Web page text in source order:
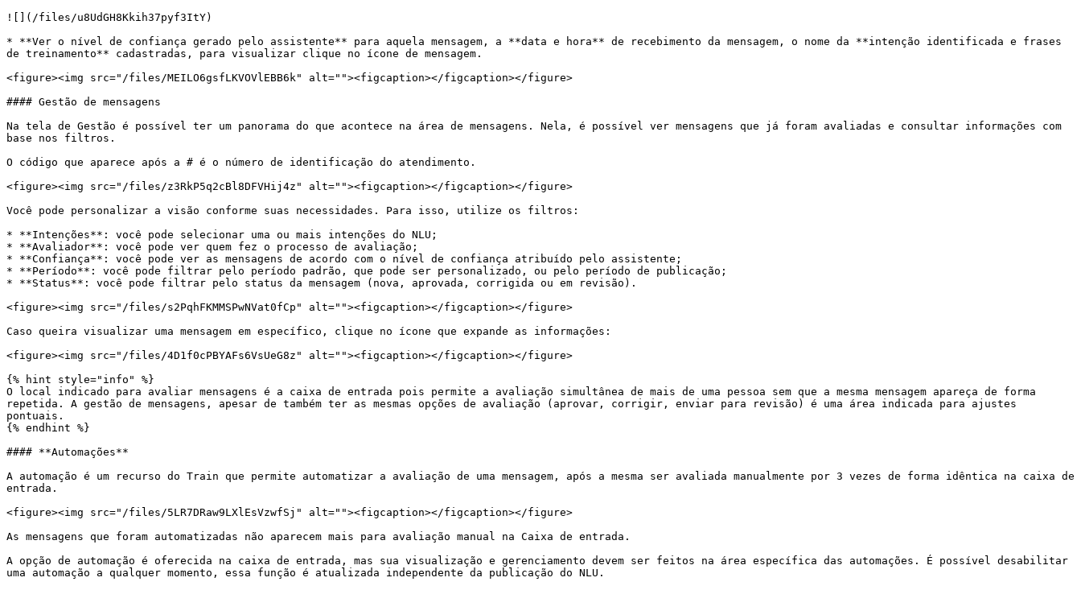
![](/files/u8UdGH8Kkih37pyf3ItY)
* **Ver o nível de confiança gerado pelo assistente** para aquela mensagem, a **data e hora** de recebimento da mensagem, o nome da **intenção identificada e frases
de treinamento** cadastradas, para visualizar clique no ícone de mensagem.
<figure><img src="/files/MEILO6gsfLKVOVlEBB6k" alt=""><figcaption></figcaption></figure>
#### Gestão de mensagens
Na tela de Gestão é possível ter um panorama do que acontece na área de mensagens. Nela, é possível ver mensagens que já foram avaliadas e consultar informações com
base nos filtros.
O código que aparece após a # é o número de identificação do atendimento.
<figure><img src="/files/z3RkP5q2cBl8DFVHij4z" alt=""><figcaption></figcaption></figure>
Você pode personalizar a visão conforme suas necessidades. Para isso, utilize os filtros:
* **Intenções**: você pode selecionar uma ou mais intenções do NLU;
* **Avaliador**: você pode ver quem fez o processo de avaliação;
* **Confiança**: você pode ver as mensagens de acordo com o nível de confiança atribuído pelo assistente;
* **Período**: você pode filtrar pelo período padrão, que pode ser personalizado, ou pelo período de publicação;
* **Status**: você pode filtrar pelo status da mensagem (nova, aprovada, corrigida ou em revisão).
<figure><img src="/files/s2PqhFKMMSPwNVat0fCp" alt=""><figcaption></figcaption></figure>
Caso queira visualizar uma mensagem em específico, clique no ícone que expande as informações:
<figure><img src="/files/4D1f0cPBYAFs6VsUeG8z" alt=""><figcaption></figcaption></figure>
{% hint style="info" %}
O local indicado para avaliar mensagens é a caixa de entrada pois permite a avaliação simultânea de mais de uma pessoa sem que a mesma mensagem apareça de forma
repetida. A gestão de mensagens, apesar de também ter as mesmas opções de avaliação (aprovar, corrigir, enviar para revisão) é uma área indicada para ajustes
pontuais.
{% endhint %}
#### **Automações**
A automação é um recurso do Train que permite automatizar a avaliação de uma mensagem, após a mesma ser avaliada manualmente por 3 vezes de forma idêntica na caixa de
entrada.
<figure><img src="/files/5LR7DRaw9LXlEsVzwfSj" alt=""><figcaption></figcaption></figure>
As mensagens que foram automatizadas não aparecem mais para avaliação manual na Caixa de entrada.
A opção de automação é oferecida na caixa de entrada, mas sua visualização e gerenciamento devem ser feitos na área específica das automações. É possível desabilitar
uma automação a qualquer momento, essa função é atualizada independente da publicação do NLU.